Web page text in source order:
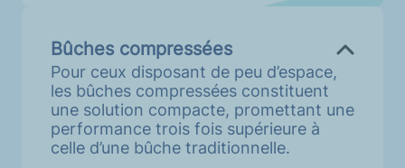
Bûches compressées
Pour ceux disposant de peu d’espace,
les bûches compressées constituent
une solution compacte, promettant une
performance trois fois supérieure à
celle d’une bûche traditionnelle.